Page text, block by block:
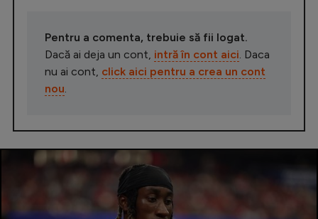
Pentru a comenta, trebuie să fii logat.
Dacă ai deja un cont, intră în cont aici. Daca
nu ai cont, click aici pentru a crea un cont
nou.